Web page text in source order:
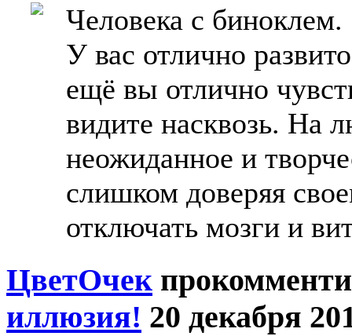
Человека с биноклем.
У вас отлично
ещё вы отлично
видите насквозь. На
неожиданное и
слишком доверяя
отключать мозги и
ЦветOчек
иллюзия! 20 декабря